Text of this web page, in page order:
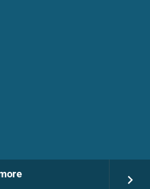
keyboard_arrow_right